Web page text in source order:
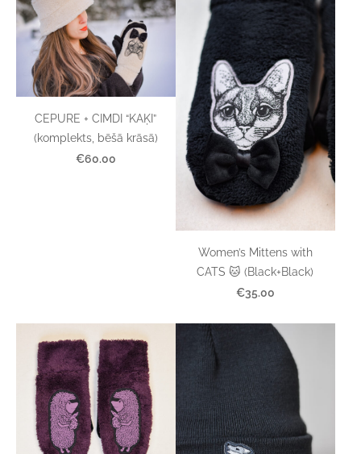
CEPURE + CIMDI “KAĶI”
(komplekts, bēšā krāsā)
€60.00
Women’s Mittens with
CATS 🐱 (Black+Black)
€35.00